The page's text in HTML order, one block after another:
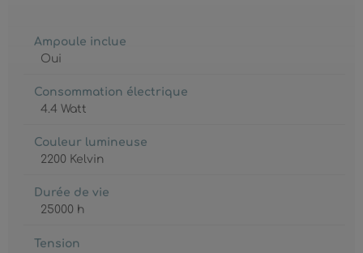
Ampoule inclue
Oui
Consommation électrique
4.4 Watt
Couleur lumineuse
2200 Kelvin
Durée de vie
25000 h
Tension